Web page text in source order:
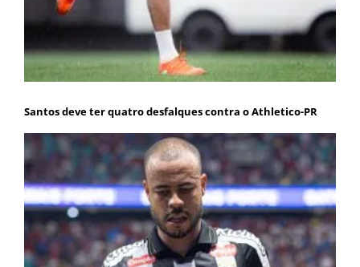
Santos deve ter quatro desfalques contra o Athletico-PR